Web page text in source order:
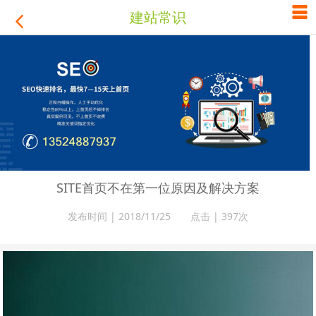
 建站常识 
SITE首页不在第一位原因及解决方案
发布时间 | 2018/11/25 点击 | 397次